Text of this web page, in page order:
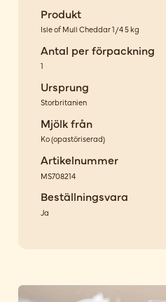
Produkt
Isle of Mull Cheddar 1/4 5 kg
Antal per förpackning
1
Ursprung
Storbritanien
Mjölk från
Ko(opastöriserad)
Artikelnummer
MS708214
Beställningsvara
Ja